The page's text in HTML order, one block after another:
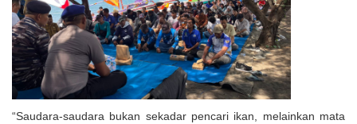
“Saudara-saudara bukan sekadar pencari ikan, melainkan mata